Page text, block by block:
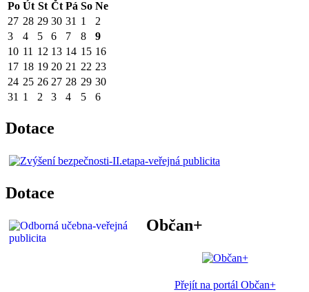
Po Út St Čt Pá So Ne
27 28 29 30 31 1
2
3
4 5 6 7 8
9
10 11 12 13 14 15 16
17 18 19 20 21 22 23
24 25 26 27 28 29 30
31 1 2 3 4 5 6
Dotace
Dotace
Občan+
Přejít na portál Občan+